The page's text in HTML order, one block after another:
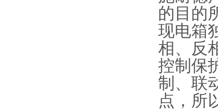
的目的
现电箱
相、反
控制保
制、联
点，所